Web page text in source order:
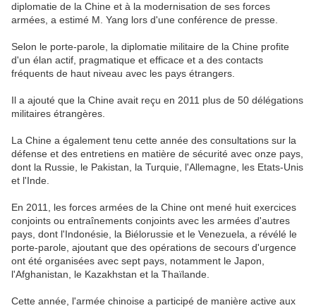
diplomatie de la Chine et à la modernisation de ses forces
armées, a estimé M. Yang lors d'une conférence de presse.
Selon le porte-parole, la diplomatie militaire de la Chine profite
d'un élan actif, pragmatique et efficace et a des contacts
fréquents de haut niveau avec les pays étrangers.
Il a ajouté que la Chine avait reçu en 2011 plus de 50 délégations
militaires étrangères.
La Chine a également tenu cette année des consultations sur la
défense et des entretiens en matière de sécurité avec onze pays,
dont la Russie, le Pakistan, la Turquie, l'Allemagne, les Etats-Unis
et l'Inde.
En 2011, les forces armées de la Chine ont mené huit exercices
conjoints ou entraînements conjoints avec les armées d'autres
pays, dont l'Indonésie, la Biélorussie et le Venezuela, a révélé le
porte-parole, ajoutant que des opérations de secours d'urgence
ont été organisées avec sept pays, notamment le Japon,
l'Afghanistan, le Kazakhstan et la Thaïlande.
Cette année, l'armée chinoise a participé de manière active aux